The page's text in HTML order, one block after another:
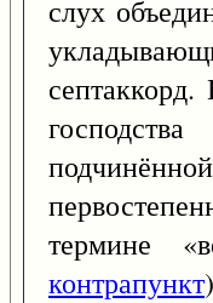
слух
термине
контрапункт